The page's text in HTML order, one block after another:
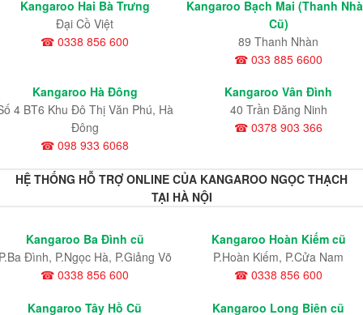
Kangaroo Hai Bà Trưng
Đại Cồ Việt
☎ 0338 856 600
Kangaroo Bạch Mai (Thanh
Cũ)
89 Thanh Nhàn
☎ 033 885 6600
Kangaroo Hà Đông
4 BT6 Khu Đô Thị Văn Phú, Hà
Đông
☎ 098 933 6068
Kangaroo Vân Đình
40 Trần Đăng Ninh
☎ 0378 903 366
HỆ THỐNG HỖ TRỢ ONLINE CỦA KANGAROO NGỌC THẠCH
TẠI HÀ NỘI
Kangaroo Ba Đình cũ
Đình, P.Ngọc Hà, P.Giảng Võ
☎ 0338 856 600
Kangaroo Hoàn Kiếm cũ
P.Hoàn Kiếm, P.Cửa Nam
☎ 0338 856 600
Kangaroo Tây Hồ Cũ Kangaroo Long Biên cũ